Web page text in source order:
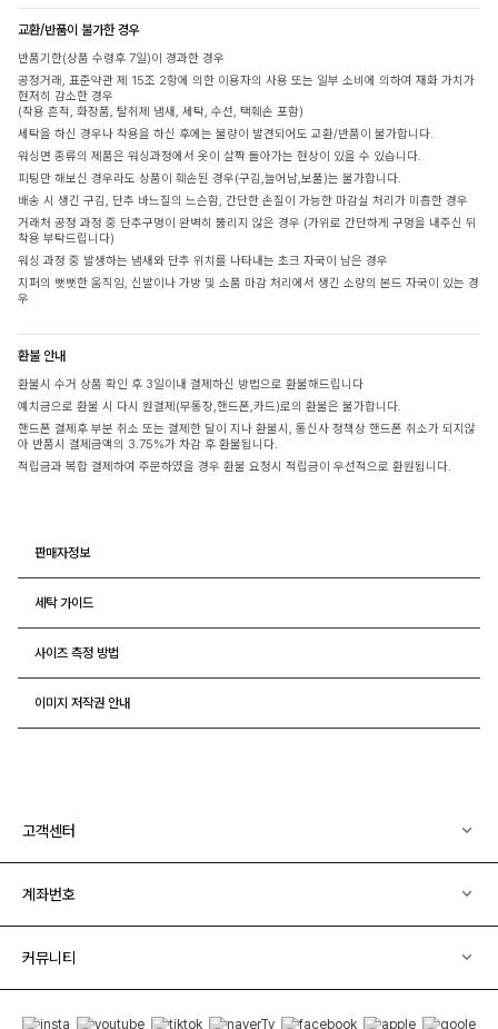
교환/반품이 불가한 경우
반품기한(상품 수령후 7일)이 경과한 경우
공정거래, 표준약관 제 15조 2항에 의한 이용자의 사용 또는 일부 소비에 의하여 재화 가치가
현저히 감소한 경우
(착용 흔적, 화장품, 탈취제 냄새, 세탁, 수선, 택훼손 포함)
세탁을 하신 경우나 착용을 하신 후에는 불량이 발견되어도 교환/반품이 불가합니다.
워싱면 종류의 제품은 워싱과정에서 옷이 살짝 돌아가는 현상이 있을 수 있습니다.
피팅만 해보신 경우라도 상품이 훼손된 경우(구김,늘어남,보풀)는 불가합니다.
배송 시 생긴 구김, 단추 바느질의 느슨함, 간단한 손질이 가능한 마감실 처리가 미흡한 경우
거래처 공정 과정 중 단추구멍이 완벽히 뚫리지 않은 경우 (가위로 간단하게 구멍을 내주신 뒤
착용 부탁드립니다)
워싱 과정 중 발생하는 냄새와 단추 위치를 나타내는 초크 자국이 남은 경우
지퍼의 뻣뻣한 움직임, 신발이나 가방 및 소품 마감 처리에서 생긴 소량의 본드 자국이 있는 경
우
환불 안내
환불시 수거 상품 확인 후 3일이내 결제하신 방법으로 환불해드립니다
예치금으로 환불 시 다시 원결제(무통장,핸드폰,카드)로의 환불은 불가합니다.
핸드폰 결제후 부분 취소 또는 결제한 달이 지나 환불시, 통신사 정책상 핸드폰 취소가 되지않
아 반품시 결제금액의 3.75%가 차감 후 환불됩니다.
적립금과 복합 결제하여 주문하였을 경우 환불 요청시 적립금이 우선적으로 환원됩니다.
판매자정보
세탁 가이드
사이즈 측정 방법
이미지 저작권 안내
고객센터
계좌번호
커뮤니티